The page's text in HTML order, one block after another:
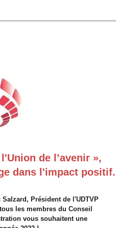
de l’avenir »,
dans l'impact positif.
Salzard, Président de l'UDTVP
les membres du Conseil
vous souhaitent une